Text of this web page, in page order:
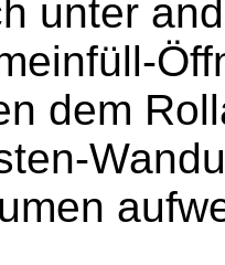
unter
dem